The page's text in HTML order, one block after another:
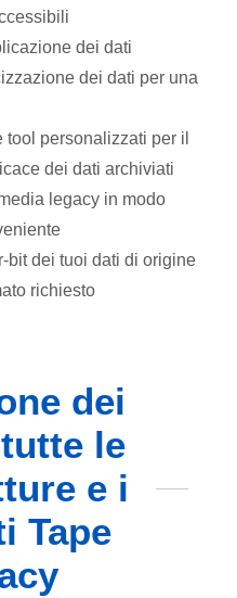
dei dati
dei dati per una
personalizzati per il
dei dati archiviati
legacy in modo
bit dei tuoi dati di origine
richiesto
dei
le
e i
Tape